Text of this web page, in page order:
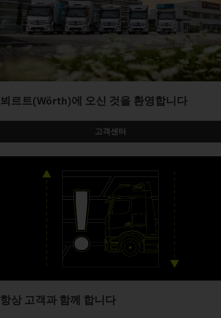
뵈르트(Wörth)에 오신 것을 환영합니다
고객센터
항상 고객과 함께 합니다